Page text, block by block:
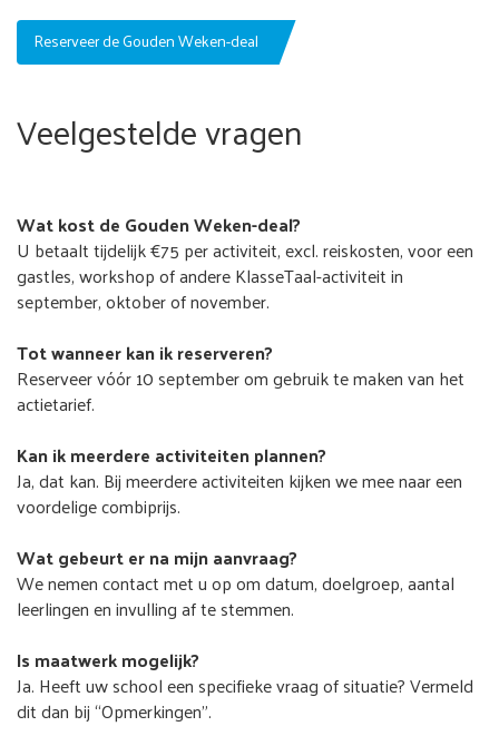
Reserveer de Gouden Weken-deal
Veelgestelde vragen
Wat kost de Gouden Weken-deal?
U betaalt tijdelijk €75 per activiteit, excl. reiskosten, voor een
gastles, workshop of andere KlasseTaal-activiteit in
september, oktober of november.
Tot wanneer kan ik reserveren?
Reserveer vóór 10 september om gebruik te maken van het
actietarief.
Kan ik meerdere activiteiten plannen?
Ja, dat kan. Bij meerdere activiteiten kijken we mee naar een
voordelige combiprijs.
Wat gebeurt er na mijn aanvraag?
We nemen contact met u op om datum, doelgroep, aantal
leerlingen en invulling af te stemmen.
Is maatwerk mogelijk?
Ja. Heeft uw school een specifieke vraag of situatie? Vermeld
dit dan bij “Opmerkingen”.